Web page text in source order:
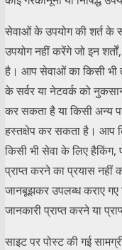
सेवाओं के उपयोग की शर्त के
उपयोग नहीं करेंगे जो इन
है। आप सेवाओं का किसी भी
के सर्वर या नेटवर्क को
कर सकता है या किसी अन्य
हस्तक्षेप कर सकता है। आप
किसी भी सेवा के लिए हैकिंग,
प्राप्त करने का प्रयास
जानबूझकर उपलब्ध कराए गए
जानकारी प्राप्त करने या
साइट पर पोस्ट की गई